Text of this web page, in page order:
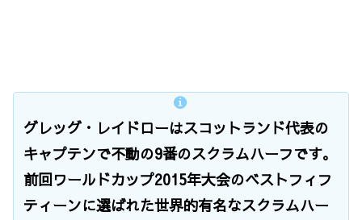
グレッグ・レイドローはスコットランド代表の
キャプテンで不動の9番のスクラムハーフです。
前回ワールドカップ2015年大会のベストフィフ
ティーンに選ばれた世界的有名なスクラムハー